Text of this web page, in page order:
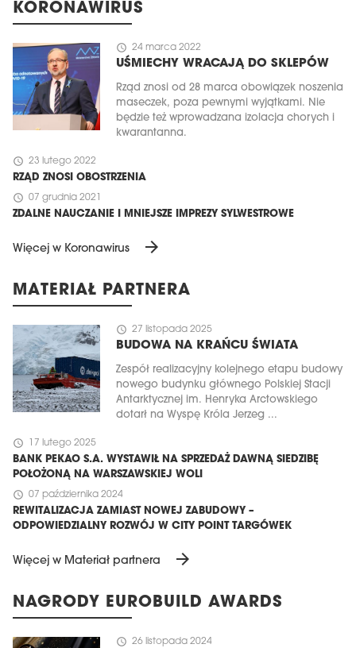
KORONAWIRUS
schedule 24 marca 2022
UŚMIECHY WRACAJĄ DO SKLEPÓW
Rząd znosi od 28 marca obowiązek noszenia
maseczek, poza pewnymi wyjątkami. Nie
będzie też wprowadzana izolacja chorych i
kwarantanna.
schedule 23 lutego 2022
RZĄD ZNOSI OBOSTRZENIA
schedule 07 grudnia 2021
ZDALNE NAUCZANIE I MNIEJSZE IMPREZY SYLWESTROWE
Więcej w Koronawirus arrow_forward
MATERIAŁ PARTNERA
schedule 27 listopada 2025
BUDOWA NA KRAŃCU ŚWIATA
Zespół realizacyjny kolejnego etapu budowy
nowego budynku głównego Polskiej Stacji
Antarktycznej im. Henryka Arctowskiego
dotarł na Wyspę Króla Jerzeg ...
schedule 17 lutego 2025
BANK PEKAO S.A. WYSTAWIŁ NA SPRZEDAŻ DAWNĄ SIEDZIBĘ
POŁOŻONĄ NA WARSZAWSKIEJ WOLI
schedule 07 października 2024
REWITALIZACJA ZAMIAST NOWEJ ZABUDOWY –
ODPOWIEDZIALNY ROZWÓJ W CITY POINT TARGÓWEK
Więcej w Materiał partnera arrow_forward
NAGRODY EUROBUILD AWARDS
schedule 26 listopada 2024